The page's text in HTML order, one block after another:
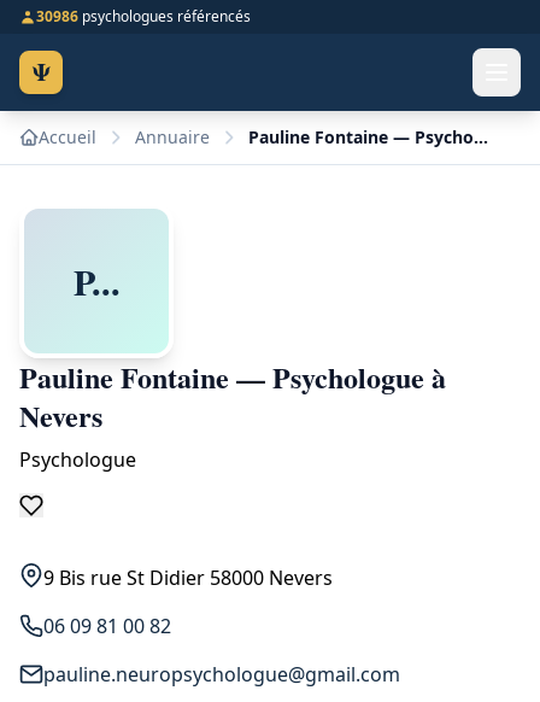
30986 psychologues référencés
Ψ
Accueil Annuaire Pauline Fontaine — Psychologue à Nevers
P...
Pauline Fontaine — Psychologue à
Nevers
Psychologue
9 Bis rue St Didier 58000 Nevers
06 09 81 00 82
pauline.neuropsychologue@gmail.com